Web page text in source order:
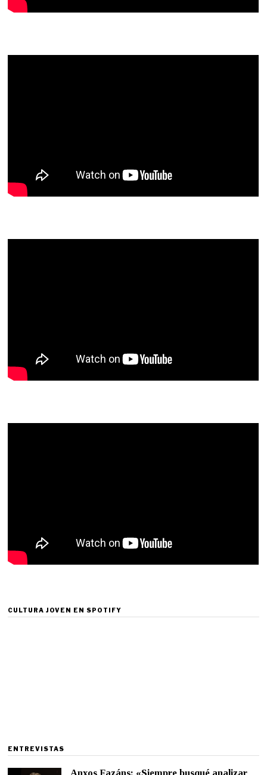
CULTURA JOVEN EN SPOTIFY
ENTREVISTAS